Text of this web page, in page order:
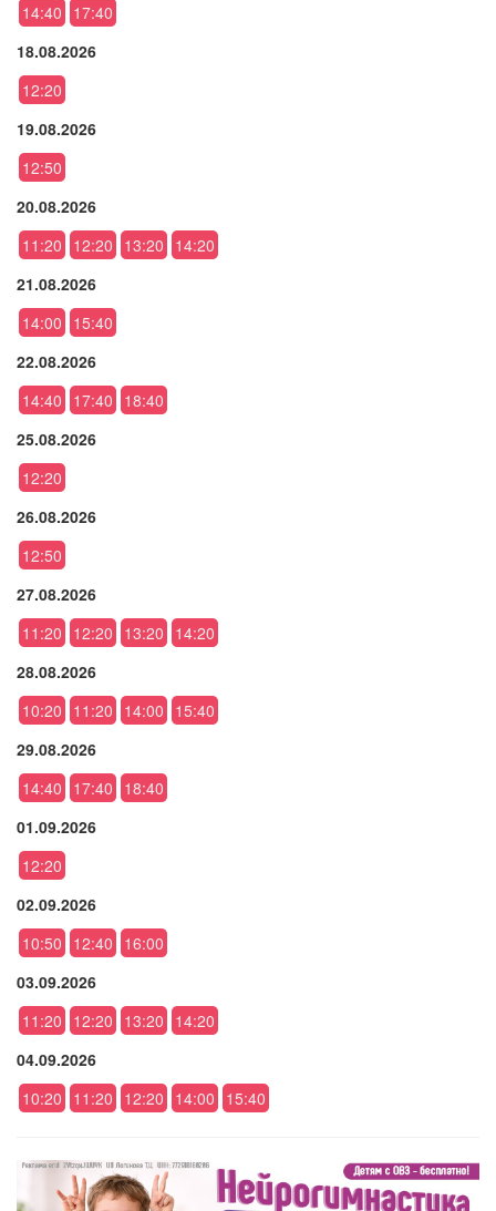
14:40 17:40
18.08.2026
12:20
19.08.2026
12:50
20.08.2026
11:20 12:20 13:20 14:20
21.08.2026
14:00 15:40
22.08.2026
14:40 17:40 18:40
25.08.2026
12:20
26.08.2026
12:50
27.08.2026
11:20 12:20 13:20 14:20
28.08.2026
10:20 11:20 14:00 15:40
29.08.2026
14:40 17:40 18:40
01.09.2026
12:20
02.09.2026
10:50 12:40 16:00
03.09.2026
11:20 12:20 13:20 14:20
04.09.2026
10:20 11:20 12:20 14:00 15:40